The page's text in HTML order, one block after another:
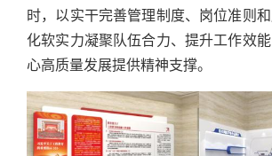
时，以实干完善管理制度、岗位准则
化软实力凝聚队伍合力、提升工作效
心高质量发展提供精神支撑。